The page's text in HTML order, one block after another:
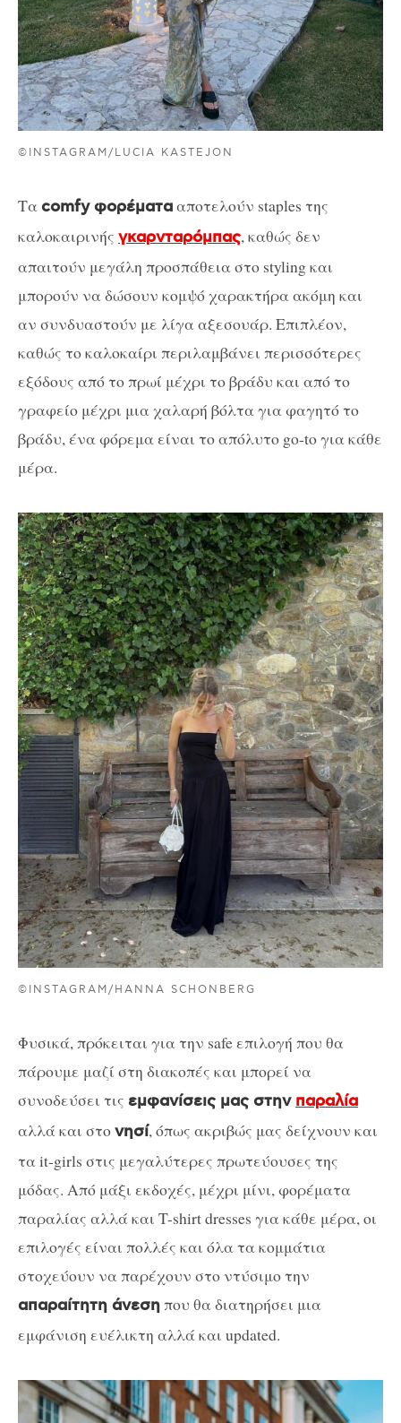
©INSTAGRAM/LUCIA KASTEJON
Ταcomfy φορέματααποτελούν staples της
καλοκαιρινής γκαρνταρόμπας, καθώς δεν
απαιτούν μεγάλη προσπάθεια στο styling και
μπορούν να δώσουν κομψό χαρακτήρα ακόμη και
αν συνδυαστούν με λίγα αξεσουάρ. Επιπλέον,
καθώς το καλοκαίρι περιλαμβάνει περισσότερες
εξόδους από το πρωί μέχρι το βράδυ και από το
γραφείο μέχρι μια χαλαρή βόλτα για φαγητό το
βράδυ, ένα φόρεμα είναι το απόλυτο go-to για κάθε
μέρα.
©INSTAGRAM/HANNA SCHONBERG
Φυσικά, πρόκειται για την safe επιλογή που θα
πάρουμε μαζί στη διακοπές και μπορεί να
συνοδεύσει τις εμφανίσεις μας στην παραλία
αλλά και στονησί, όπως ακριβώς μας δείχνουν και
τα it-girls στις μεγαλύτερες πρωτεύουσες της
μόδας. Από μάξι εκδοχές, μέχρι μίνι, φορέματα
παραλίας αλλά και T-shirt dresses για κάθε μέρα, οι
επιλογές είναι πολλές και όλα τα κομμάτια
στοχεύουν να παρέχουν στο ντύσιμο την
απαραίτητη άνεσηπου θα διατηρήσει μια
εμφάνιση ευέλικτη αλλά και updated.